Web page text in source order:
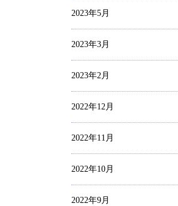
2023年5月
2023年3月
2023年2月
2022年12月
2022年11月
2022年10月
2022年9月